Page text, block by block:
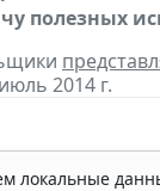
полезных
2014 г.
локальные